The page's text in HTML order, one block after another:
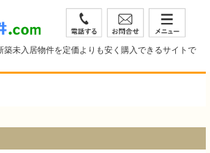
築未入居物件を定価よりも安く購入できるサイトで